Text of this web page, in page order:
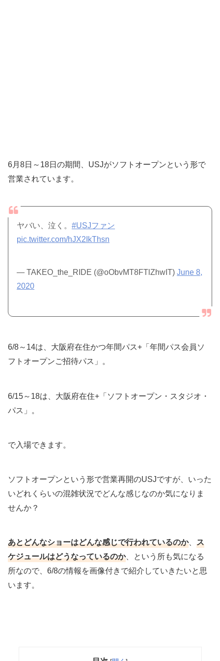
6月8日～18日の期間、USJがソフトオープンという形で
営業されています。
ヤバい、泣く。#USJファン
pic.twitter.com/hJX2IkThsn
— TAKEO_the_RIDE (@oObvMT8FTlZhwIT)June 8,
2020
6/8～14は、大阪府在住かつ年間パス+「年間パス会員ソ
フトオープンご招待パス」。
6/15～18は、大阪府在住+「ソフトオープン・スタジオ・
パス」。
で入場できます。
ソフトオープンという形で営業再開のUSJですが、いった
いどれくらいの混雑状況でどんな感じなのか気になりま
せんか？
あとどんなショーはどんな感じで行われているのか、ス
ケジュールはどうなっているのか、という所も気になる
所なので、6/8の情報を画像付きで紹介していきたいと思
います。